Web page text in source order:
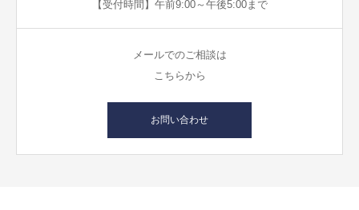
【受付時間】午前9:00～午後5:00まで
メールでのご相談は
こちらから
お問い合わせ